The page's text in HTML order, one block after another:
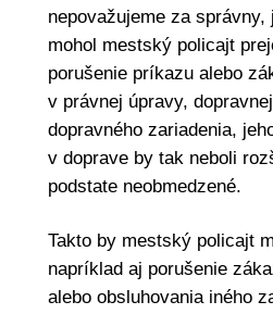
nepovažujeme za
mohol mestský policajt
porušenie príkazu alebo
v právnej úpravy,
dopravného zariadenia,
v doprave by tak neboli
podstate neobmedzené.
Takto by mestský policajt
napríklad aj porušenie
alebo obsluhovania iného